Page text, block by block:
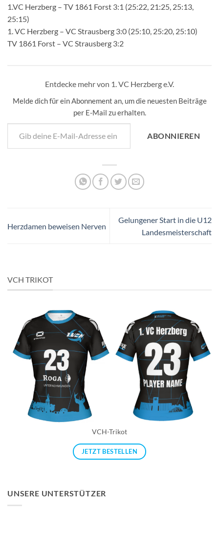
1.VC Herzberg – TV 1861 Forst 3:1 (25:22, 21:25, 25:13,
25:15)
1. VC Herzberg – VC Strausberg 3:0 (25:10, 25:20, 25:10)
TV 1861 Forst – VC Strausberg 3:2
Entdecke mehr von 1. VC Herzberg e.V.
Melde dich für ein Abonnement an, um die neuesten Beiträge
per E-Mail zu erhalten.
Gib deine E-Mail-Adresse ein ...
ABONNIEREN
Herzdamen beweisen Nerven
Gelungener Start in die U12
Landesmeisterschaft
VCH TRIKOT
VCH-Trikot
JETZT BESTELLEN
UNSERE UNTERSTÜTZER